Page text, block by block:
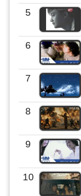
5
6
7
8
9
10